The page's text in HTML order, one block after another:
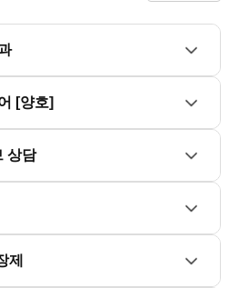
만한 차량상태!
게 추천드립니다!
장
회재유통길78, M-PLUS B동 201
[양호]
상담
제